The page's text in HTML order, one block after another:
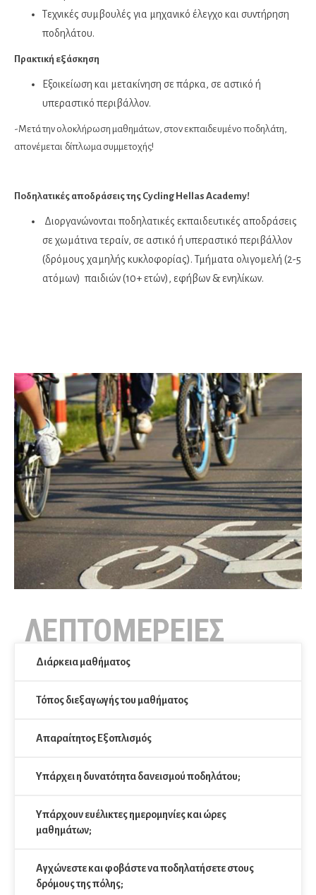
Τεχνικές συμβουλές για μηχανικό έλεγχο και συντήρηση
ποδηλάτου.
Πρακτική εξάσκηση
Εξοικείωση και μετακίνηση σε πάρκα, σε αστικό ή
υπεραστικό περιβάλλον.
-Μετά την ολοκλήρωση μαθημάτων, στον εκπαιδευμένο ποδηλάτη,
απονέμεται δίπλωμα συμμετοχής!
Ποδηλατικές αποδράσεις της Cycling Hellas Academy!
Διοργανώνονται ποδηλατικές εκπαιδευτικές αποδράσεις
σε χωμάτινα τεραίν, σε αστικό ή υπεραστικό περιβάλλον
(δρόμους χαμηλής κυκλοφορίας). Τμήματα ολιγομελή (2-5
ατόμων) παιδιών (10+ ετών), εφήβων & ενηλίκων.
ΛΕΠΤΟΜΕΡΕΙΕΣ
Διάρκεια μαθήματος
Τόπος διεξαγωγής του μαθήματος
Απαραίτητος Εξοπλισμός
Υπάρχει η δυνατότητα δανεισμού ποδηλάτου;
Υπάρχουν ευέλικτες ημερομηνίες και ώρες
μαθημάτων;
Αγχώνεστε και φοβάστε να ποδηλατήσετε στους
δρόμους της πόλης;